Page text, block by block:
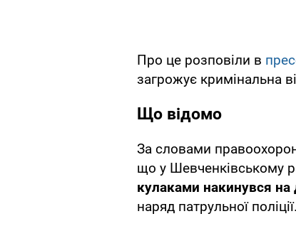
Про це розповіли в
загрожує кримінальна
Що відомо
За словами
що у Шевченківському
кулаками накинувся на
наряд патрульної поліції.